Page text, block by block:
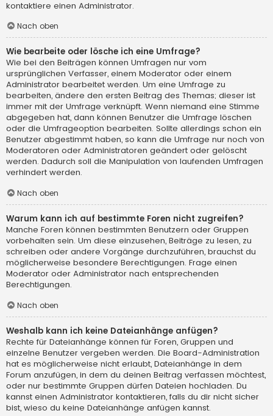
kontaktiere einen Administrator.
Nach oben
Wie bearbeite oder lösche ich eine Umfrage?
Wie bei den Beiträgen können Umfragen nur vom
ursprünglichen Verfasser, einem Moderator oder einem
Administrator bearbeitet werden. Um eine Umfrage zu
bearbeiten, ändere den ersten Beitrag des Themas; dieser ist
immer mit der Umfrage verknüpft. Wenn niemand eine Stimme
abgegeben hat, dann können Benutzer die Umfrage löschen
oder die Umfrageoption bearbeiten. Sollte allerdings schon ein
Benutzer abgestimmt haben, so kann die Umfrage nur noch von
Moderatoren oder Administratoren geändert oder gelöscht
werden. Dadurch soll die Manipulation von laufenden Umfragen
verhindert werden.
Nach oben
Warum kann ich auf bestimmte Foren nicht zugreifen?
Manche Foren können bestimmten Benutzern oder Gruppen
vorbehalten sein. Um diese einzusehen, Beiträge zu lesen, zu
schreiben oder andere Vorgänge durchzuführen, brauchst du
möglicherweise besondere Berechtigungen. Frage einen
Moderator oder Administrator nach entsprechenden
Berechtigungen.
Nach oben
Weshalb kann ich keine Dateianhänge anfügen?
Rechte für Dateianhänge können für Foren, Gruppen und
einzelne Benutzer vergeben werden. Die Board-Administration
hat es möglicherweise nicht erlaubt, Dateianhänge in dem
Forum anzufügen, in dem du deinen Beitrag verfassen möchtest,
oder nur bestimmte Gruppen dürfen Dateien hochladen. Du
kannst einen Administrator kontaktieren, falls du dir nicht sicher
bist, wieso du keine Dateianhänge anfügen kannst.